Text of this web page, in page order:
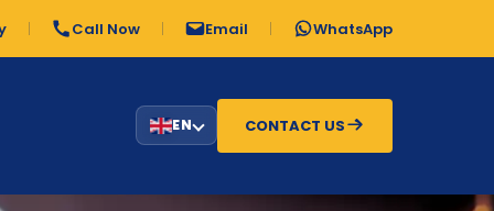
Call Now Email WhatsApp
EN CONTACT US